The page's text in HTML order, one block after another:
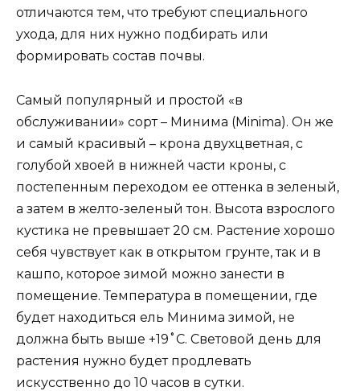
отличаются тем, что требуют специального
ухода, для них нужно подбирать или
формировать состав почвы.
Самый популярный и простой «в
обслуживании» сорт – Минима (Minima). Он же
и самый красивый – крона двухцветная, с
голубой хвоей в нижней части кроны, с
постепенным переходом ее оттенка в зеленый,
а затем в желто-зеленый тон. Высота взрослого
кустика не превышает 20 см. Растение хорошо
себя чувствует как в открытом грунте, так и в
кашпо, которое зимой можно занести в
помещение. Температура в помещении, где
будет находиться ель Минима зимой, не
должна быть выше +19˚С. Световой день для
растения нужно будет продлевать
искусственно до 10 часов в сутки.